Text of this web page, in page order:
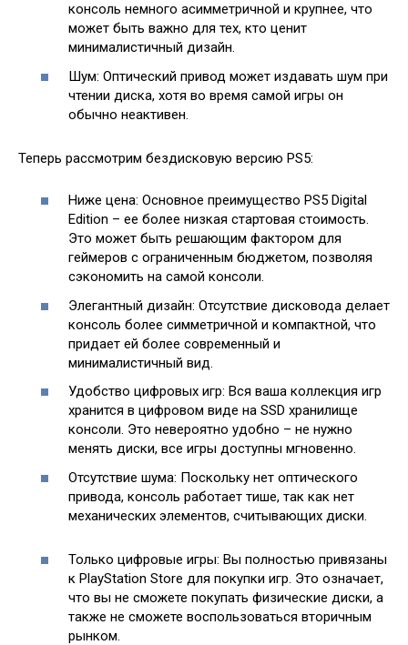
консоль немного асимметричной и крупнее, что
может быть важно для тех, кто ценит
минималистичный дизайн.
Шум: Оптический привод может издавать шум при
чтении диска, хотя во время самой игры он
обычно неактивен.
Теперь рассмотрим бездисковую версию PS5:
Ниже цена: Основное преимущество PS5 Digital
Edition – ее более низкая стартовая стоимость.
Это может быть решающим фактором для
геймеров с ограниченным бюджетом, позволяя
сэкономить на самой консоли.
Элегантный дизайн: Отсутствие дисковода делает
консоль более симметричной и компактной, что
придает ей более современный и
минималистичный вид.
Удобство цифровых игр: Вся ваша коллекция игр
хранится в цифровом виде на SSD хранилище
консоли. Это невероятно удобно – не нужно
менять диски, все игры доступны мгновенно.
Отсутствие шума: Поскольку нет оптического
привода, консоль работает тише, так как нет
механических элементов, считывающих диски.
Только цифровые игры: Вы полностью привязаны
к PlayStation Store для покупки игр. Это означает,
что вы не сможете покупать физические диски, а
также не сможете воспользоваться вторичным
рынком.